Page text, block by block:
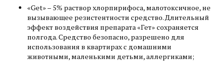
«Get» – 5% раствор хлорпирифоса, малотоксичное, не
вызывающее резистентности средство. Длительный
эффект воздействия препарата «Гет» сохраняется
полгода. Средство безопасно, разрешено для
использования в квартирах с домашними
животными, маленькими детьми, аллергиками;